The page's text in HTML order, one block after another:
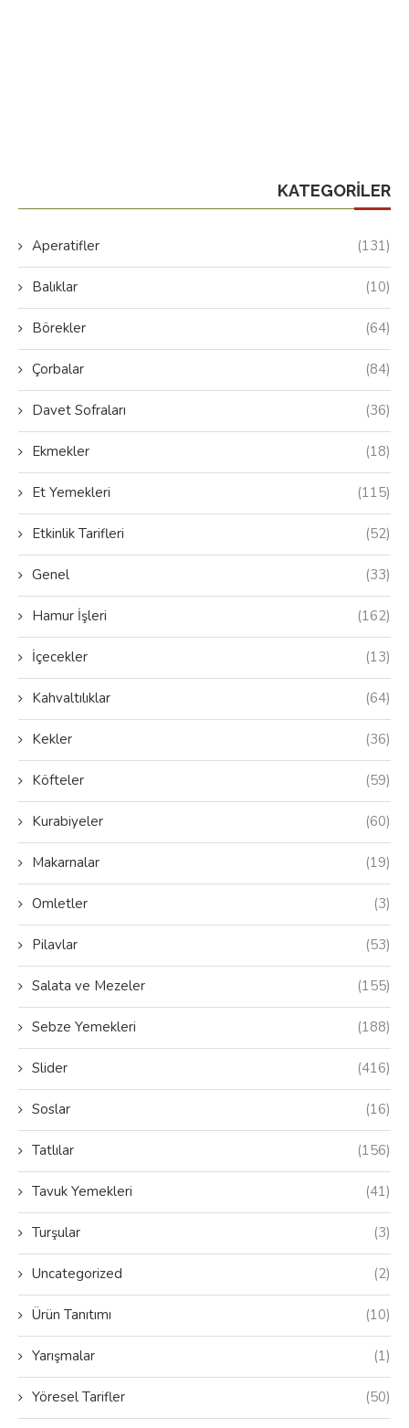
KATEGORILER
Aperatifler (131)
Balıklar (10)
Börekler (64)
Çorbalar (84)
Davet Sofraları (36)
Ekmekler (18)
Et Yemekleri (115)
Etkinlik Tarifleri (52)
Genel (33)
Hamur İşleri (162)
İçecekler (13)
Kahvaltılıklar (64)
Kekler (36)
Köfteler (59)
Kurabiyeler (60)
Makarnalar (19)
Omletler (3)
Pilavlar (53)
Salata ve Mezeler (155)
Sebze Yemekleri (188)
Slider (416)
Soslar (16)
Tatlılar (156)
Tavuk Yemekleri (41)
Turşular (3)
Uncategorized (2)
Ürün Tanıtımı (10)
Yarışmalar (1)
Yöresel Tarifler (50)